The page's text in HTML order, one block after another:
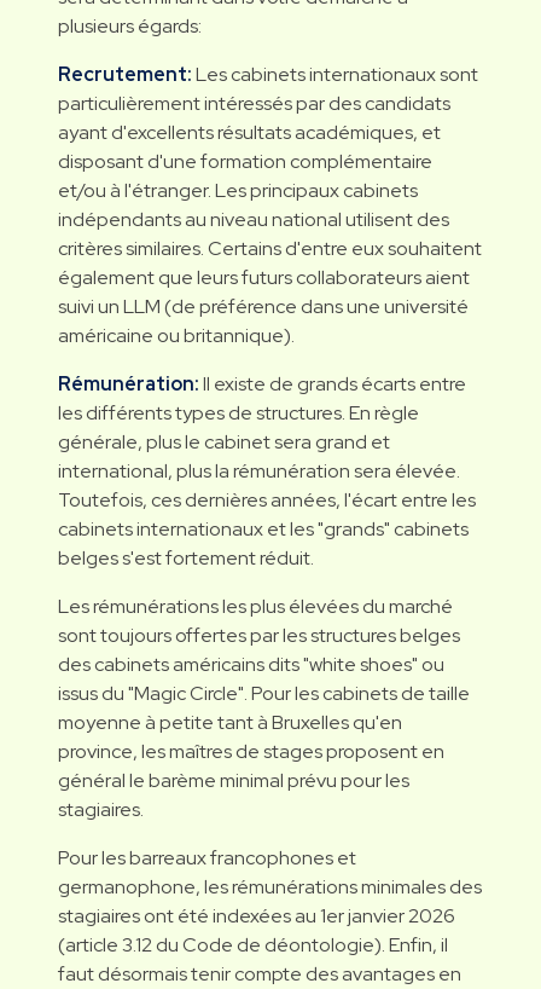
plusieurs égards:
Recrutement:Les cabinets internationaux sont
particulièrement intéressés par des candidats
ayant d'excellents résultats académiques, et
disposant d'une formation complémentaire
et/ou à l'étranger. Les principaux cabinets
indépendants au niveau national utilisent des
critères similaires. Certains d'entre eux souhaitent
également que leurs futurs collaborateurs aient
suivi un LLM (de préférence dans une université
américaine ou britannique).
Rémunération:Il existe de grands écarts entre
les différents types de structures. En règle
générale, plus le cabinet sera grand et
international, plus la rémunération sera élevée.
Toutefois, ces dernières années, l'écart entre les
cabinets internationaux et les "grands" cabinets
belges s'est fortement réduit.
Les rémunérations les plus élevées du marché
sont toujours offertes par les structures belges
des cabinets américains dits "white shoes" ou
issus du "Magic Circle". Pour les cabinets de taille
moyenne à petite tant à Bruxelles qu'en
province, les maîtres de stages proposent en
général le barème minimal prévu pour les
stagiaires.
Pour les barreaux francophones et
germanophone, les rémunérations minimales des
stagiaires ont été indexées au 1er janvier 2026
(article 3.12 du Code de déontologie). Enfin, il
faut désormais tenir compte des avantages en